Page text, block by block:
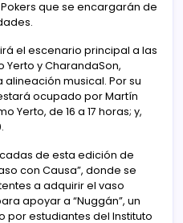
Pokers que se encargarán de
el escenario principal a las
Yerto y CharandaSon,
musical. Por su
ocupado por Martín
Yerto, de 16 a 17 horas; y,
de esta edición de
con Causa”, donde se
a adquirir el vaso
apoyar a “Nuggán”, un
estudiantes del Instituto